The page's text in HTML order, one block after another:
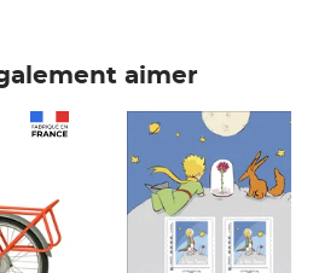
aimer
Prix 6,25€ HT